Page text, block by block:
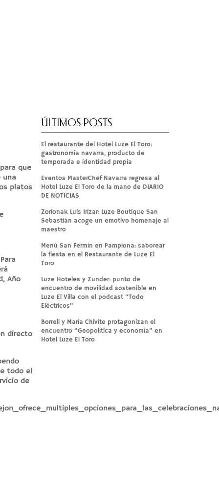
que
una
platos
Año
directo
todo el
de
ÚLTIMOS POSTS
El restaurante del Hotel Luze El Toro:
gastronomía navarra, producto de
temporada e identidad propia
Eventos MasterChef Navarra regresa al
Hotel Luze El Toro de la mano de DIARIO
DE NOTICIAS
Zorionak Luis Irizar: Luze Boutique San
Sebastián acoge un emotivo homenaje al
maestro
Menú San Fermín en Pamplona: saborear
la fiesta en el Restaurante de Luze El
Toro
Luze Hoteles y Zunder: punto de
encuentro de movilidad sostenible en
Luze El Villa con el podcast “Todo
Eléctricos”
Borrell y María Chivite protagonizan el
encuentro “Geopolítica y economía” en
Hotel Luze El Toro